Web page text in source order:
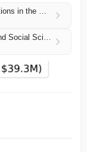
Guess who’s getting the big-money donations in the Maine U.S. Senate race?
Statistical Modeling, Causal Inference, and Social Science 한국어 RSS